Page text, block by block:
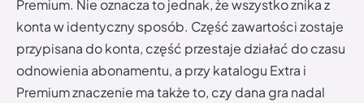
Premium. Nie oznacza to jednak, że wszystko znika z
konta w identyczny sposób. Część zawartości zostaje
przypisana do konta, część przestaje działać do czasu
odnowienia abonamentu, a przy katalogu Extra i
Premium znaczenie ma także to, czy dana gra nadal